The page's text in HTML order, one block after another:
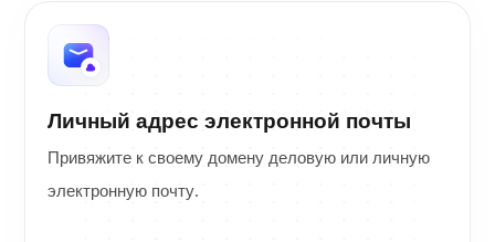
Личный адрес электронной почты
Привяжите к своему домену деловую или личную
электронную почту.